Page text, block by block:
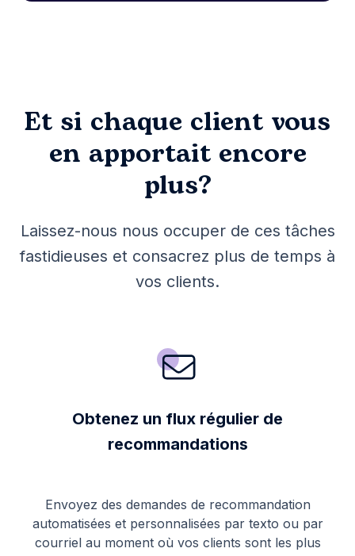
Et si chaque client vous
en apportait encore
plus?
Laissez-nous nous occuper de ces tâches
fastidieuses et consacrez plus de temps à
vos clients.
Obtenez un flux régulier de
recommandations
Envoyez des demandes de recommandation
automatisées et personnalisées par texto ou par
courriel au moment où vos clients sont les plus